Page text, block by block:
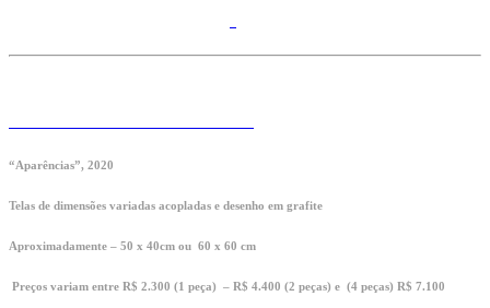
“Aparências”, 2020
Telas de dimensões variadas acopladas e desenho em grafite
Aproximadamente – 50 x 40cm ou 60 x 60 cm
Preços variam entre R$ 2.300 (1 peça) – R$ 4.400 (2 peças) e (4 peças) R$ 7.100